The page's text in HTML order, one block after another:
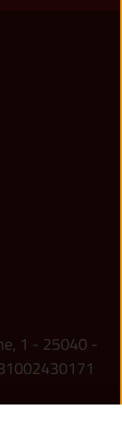
1 - 25040 -